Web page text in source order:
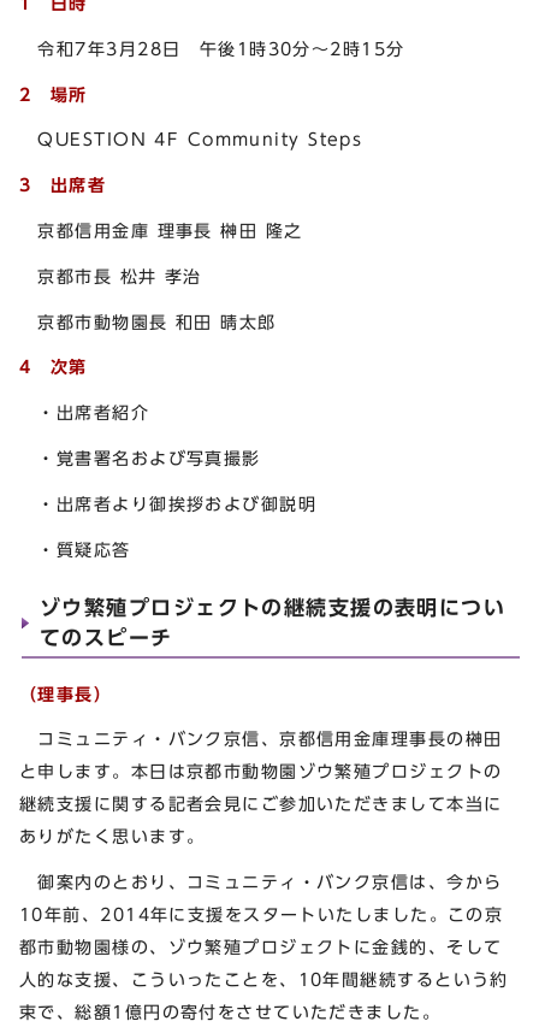
令和7年3月28日 午後1時30分～2時15分
2 場所
QUESTION 4F Community Steps
3 出席者
京都信用金庫 理事長 榊田 隆之
京都市長 松井 孝治
京都市動物園長 和田 晴太郎
4 次第
・出席者紹介
・覚書署名および写真撮影
・出席者より御挨拶および御説明
・質疑応答
ゾウ繁殖プロジェクトの継続支援の表明につい
てのスピーチ
（理事長）
コミュニティ・バンク京信、京都信用金庫理事長の榊田
と申します。本日は京都市動物園ゾウ繁殖プロジェクトの
継続支援に関する記者会見にご参加いただきまして本当に
ありがたく思います。
御案内のとおり、コミュニティ・バンク京信は、今から
10年前、2014年に支援をスタートいたしました。この京
都市動物園様の、ゾウ繁殖プロジェクトに金銭的、そして
人的な支援、こういったことを、10年間継続するという約
束で、総額1億円の寄付をさせていただきました。